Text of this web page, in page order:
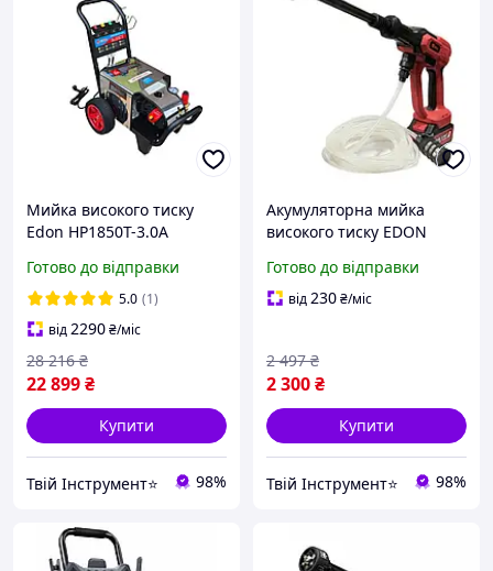
Мийка високого тиску
Edon HP1850T-3.0A
Готово до відправки
5.0 (1)
від2290₴/міс
22 899₴
28 216 ₴
Купити
Твій Інструмент⭐ 98%
Акумуляторна мийка
високого тиску EDON
Готово до відправки
від230₴/міс
2 300₴
2 497 ₴
Купити
Твій Інструмент⭐ 98%